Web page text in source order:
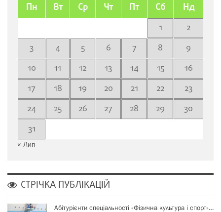
Пн Вт Ср Чт Пт Сб Нд
1
2
3
4 5 6 7 8
9
10
11 12 13 14 15
16
17
18 19 20 21 22
23
24
25 26 27 28 29
30
31
« Лип
СТРІЧКА ПУБЛІКАЦІЙ
Абітурієнти спеціальності «Фізична культура і спорт»…